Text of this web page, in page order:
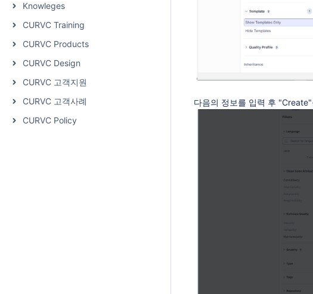
Knowleges
CURVC Training
CURVC Products
CURVC Design
CURVC 고객지원
CURVC 고객사례
CURVC Policy
다음의 정보를 입력 후